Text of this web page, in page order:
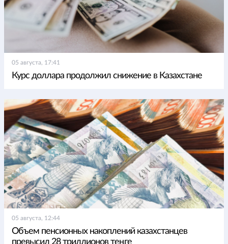
05 августа, 17:41
Курс доллара продолжил снижение в Казахстане
05 августа, 12:44
Объем пенсионных накоплений казахстанцев